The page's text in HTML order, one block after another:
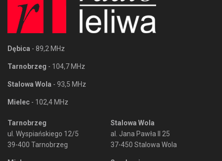
Dębica - 89,2 MHz
Tarnobrzeg - 104,7 MHz
Stalowa Wola - 93,5 MHz
Mielec - 102,4 MHz
Tarnobrzeg
ul. Wyspiańskiego 12/5
39-400 Tarnobrzeg
Stalowa Wola
al. Jana Pawła II 25
37-450 Stalowa Wola